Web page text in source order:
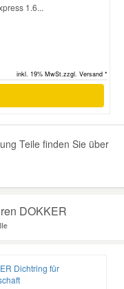
1.6...
inkl. 19% MwSt.zzgl. Versand *
Teile finden Sie über
DOKKER
Dichtring für